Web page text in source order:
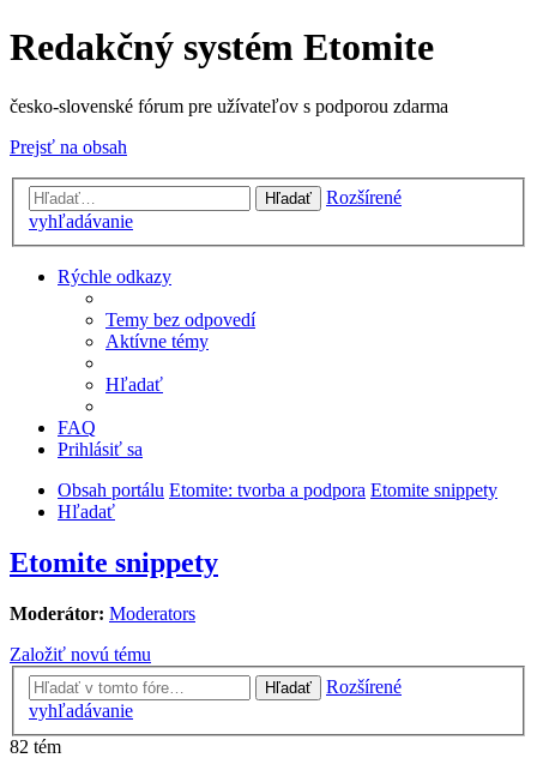
Redakčný systém Etomite
česko-slovenské fórum pre užívateľov s podporou zdarma
Prejsť na obsah
Hľadať
Rozšírené
vyhľadávanie
Rýchle odkazy
Temy bez odpovedí
Aktívne témy
Hľadať
FAQ
Prihlásiť sa
Obsah portálu Etomite: tvorba a podpora Etomite snippety
Hľadať
Etomite snippety
Moderátor: Moderators
Založiť novú tému
Hľadať
Rozšírené
vyhľadávanie
82 tém